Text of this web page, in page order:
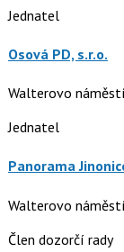
Jednatel
Osová PD, s.r.o.
Walterovo
Jednatel
Panorama
Walterovo
Člen dozorčí rady